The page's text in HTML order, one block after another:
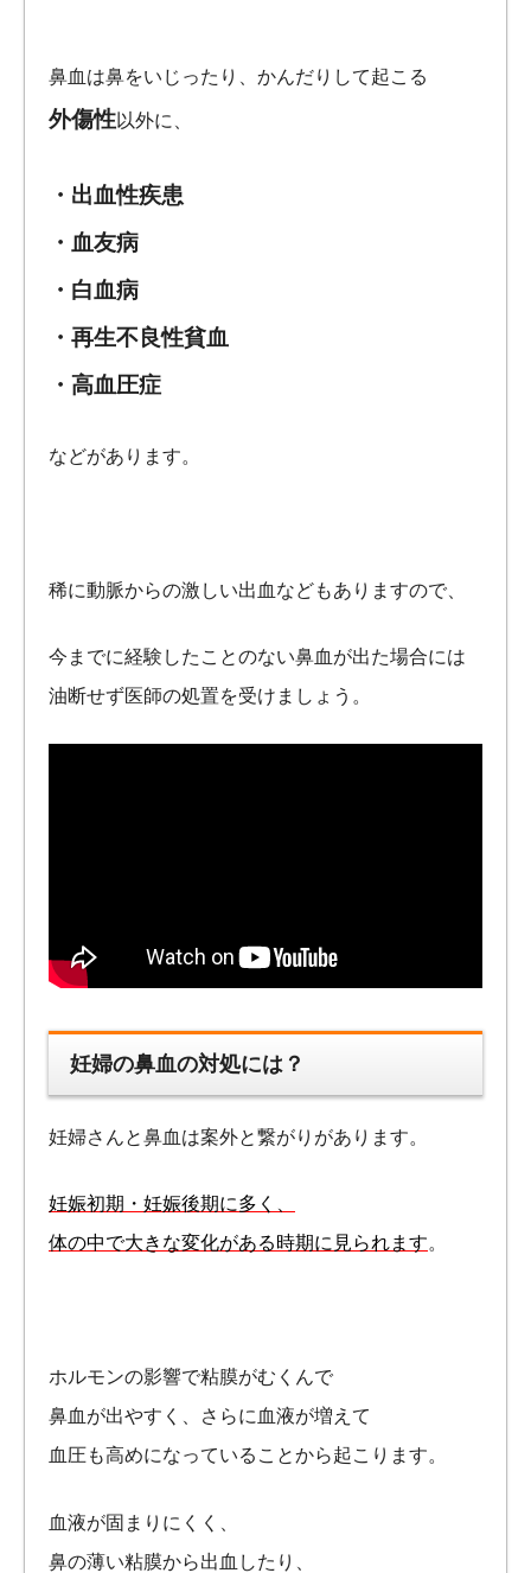
鼻血は鼻をいじったり、かんだりして起こる
外傷性以外に、
・出血性疾患
・血友病
・白血病
・再生不良性貧血
・高血圧症
などがあります。
稀に動脈からの激しい出血などもありますので、
今までに経験したことのない鼻血が出た場合には
油断せず医師の処置を受けましょう。
妊婦の鼻血の対処には？
妊婦さんと鼻血は案外と繋がりがあります。
妊娠初期・妊娠後期に多く、
体の中で大きな変化がある時期に見られます。
ホルモンの影響で粘膜がむくんで
鼻血が出やすく、さらに血液が増えて
血圧も高めになっていることから起こります。
血液が固まりにくく、
鼻の薄い粘膜から出血したり、